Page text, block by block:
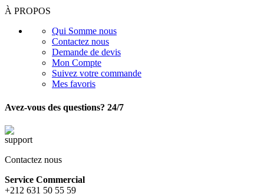
À PROPOS
Qui Somme nous
Contactez nous
Demande de devis
Mon Compte
Suivez votre commande
Mes favoris
Avez-vous des questions? 24/7
Contactez nous
Service Commercial
+212 631 50 55 59